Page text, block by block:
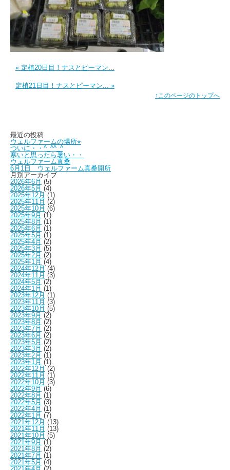
« 定植20日目！ナスとピーマン...
定植21日目！ナスとピーマン... »
↑このページのトップへ
最近の投稿
ウェルファームの場所⭐︎
ついに・・^_^^_^
寒いと思ったら暑い・・
ウェルファーム真桑
6月1日 ウェルファーム真桑開所
月別アーカイブ
2026年6月 (5)
2026年5月 (4)
2025年12月 (1)
2025年11月 (2)
2025年10月 (6)
2025年9月 (1)
2025年8月 (1)
2025年6月 (1)
2025年5月 (1)
2025年4月 (2)
2025年3月 (5)
2025年2月 (2)
2025年1月 (4)
2024年12月 (4)
2024年11月 (3)
2024年5月 (2)
2024年1月 (1)
2023年12月 (1)
2023年11月 (3)
2023年10月 (5)
2023年9月 (2)
2023年8月 (2)
2023年7月 (2)
2023年6月 (2)
2023年5月 (2)
2023年3月 (2)
2023年2月 (1)
2023年1月 (1)
2022年12月 (2)
2022年11月 (1)
2022年10月 (3)
2022年9月 (6)
2022年8月 (1)
2022年5月 (3)
2022年4月 (1)
2022年1月 (7)
2021年12月 (13)
2021年11月 (13)
2021年10月 (5)
2021年9月 (1)
2021年8月 (2)
2021年7月 (1)
2021年5月 (4)